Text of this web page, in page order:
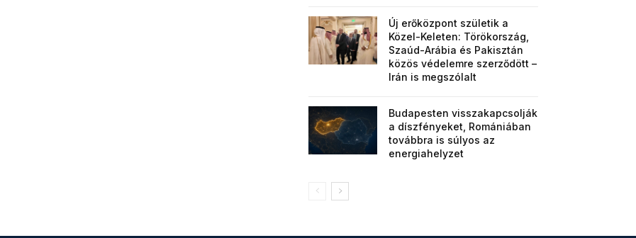
Új erőközpont születik a
Közel-Keleten: Törökország,
Szaúd-Arábia és Pakisztán
közös védelemre szerződött –
Irán is megszólalt
Budapesten visszakapcsolják
a díszfényeket, Romániában
továbbra is súlyos az
energiahelyzet